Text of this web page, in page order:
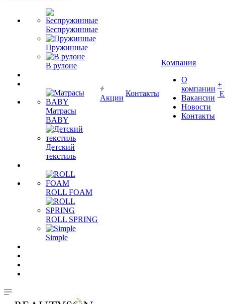
Беспружинные
Пружинные
В рулоне
Матрасы
BABY
Детский
текстиль
ROLL FOAM
ROLL SPRING
Simple
Акции
Контакты
Компания
О
компании
Вакансии
Новости
Контакты
+